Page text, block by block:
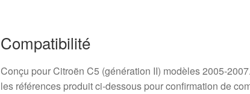
Compatibilité
Conçu pour Citroën C5 (génération II) modèles 2005-
les références produit ci‑dessous pour confirmation de